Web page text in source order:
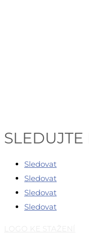
SLEDUJTE
Sledovat
Sledovat
Sledovat
Sledovat